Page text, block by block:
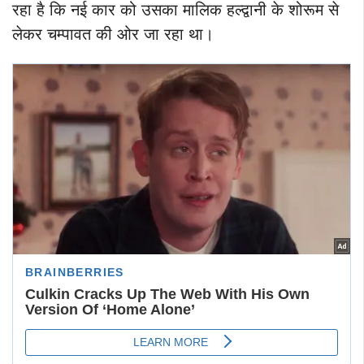
रहा है कि नई कार को उसका मालिक हल्द्वानी के शोरूम से
लेकर चम्पावत की ओर जा रहा था।